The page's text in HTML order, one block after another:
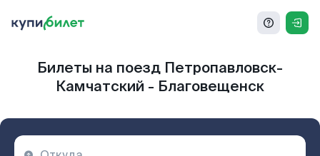
Билеты на поезд Петропавловск-
Камчатский - Благовещенск